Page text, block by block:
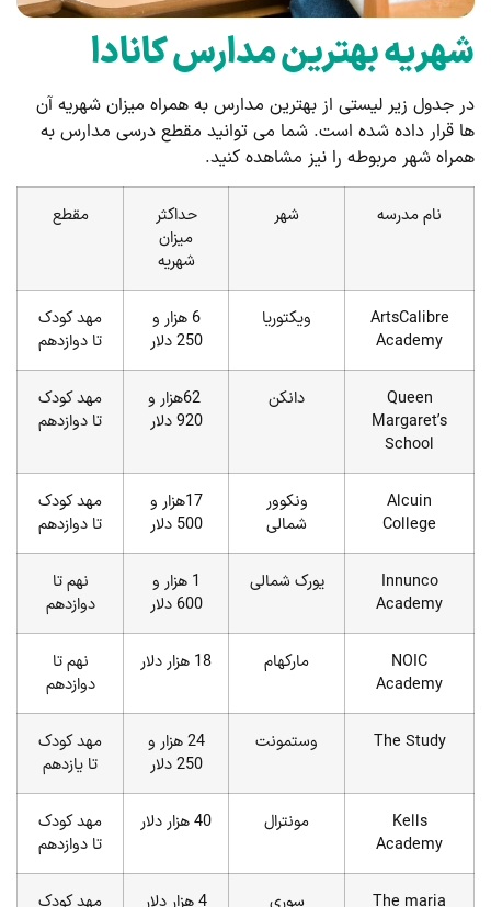
شهریه بهترین مدارس کانادا
در جدول زیر لیستی از بهترین مدارس به همراه میزان شهریه آن
ها قرار داده شده است. شما می توانید مقطع درسی مدارس به
همراه شهر مربوطه را نیز مشاهده کنید.
نام مدرسه شهر
حداکثر
میزان
شهریه
مقطع
ArtsCalibre
Academy
ویکتوریا
6 هزار و
250 دلار
مهد کودک
تا دوازدهم
Queen
Margaret’s
School
دانکن
62هزار و
920 دلار
مهد کودک
تا دوازدهم
Alcuin
College
ونکوور
شمالی
17هزار و
500 دلار
مهد کودک
تا دوازدهم
Innunco
Academy
یورک شمالی
1 هزار و
600 دلار
نهم تا
دوازدهم
NOIC
Academy
مارکهام 18 هزار دلار
نهم تا
دوازدهم
The Study وستمونت
24 هزار و
250 دلار
مهد کودک
تا یازدهم
Kells
Academy
مونترال 40 هزار دلار
مهد کودک
تا دوازدهم
The maria سوری 4 هزار دلار مهد کودک